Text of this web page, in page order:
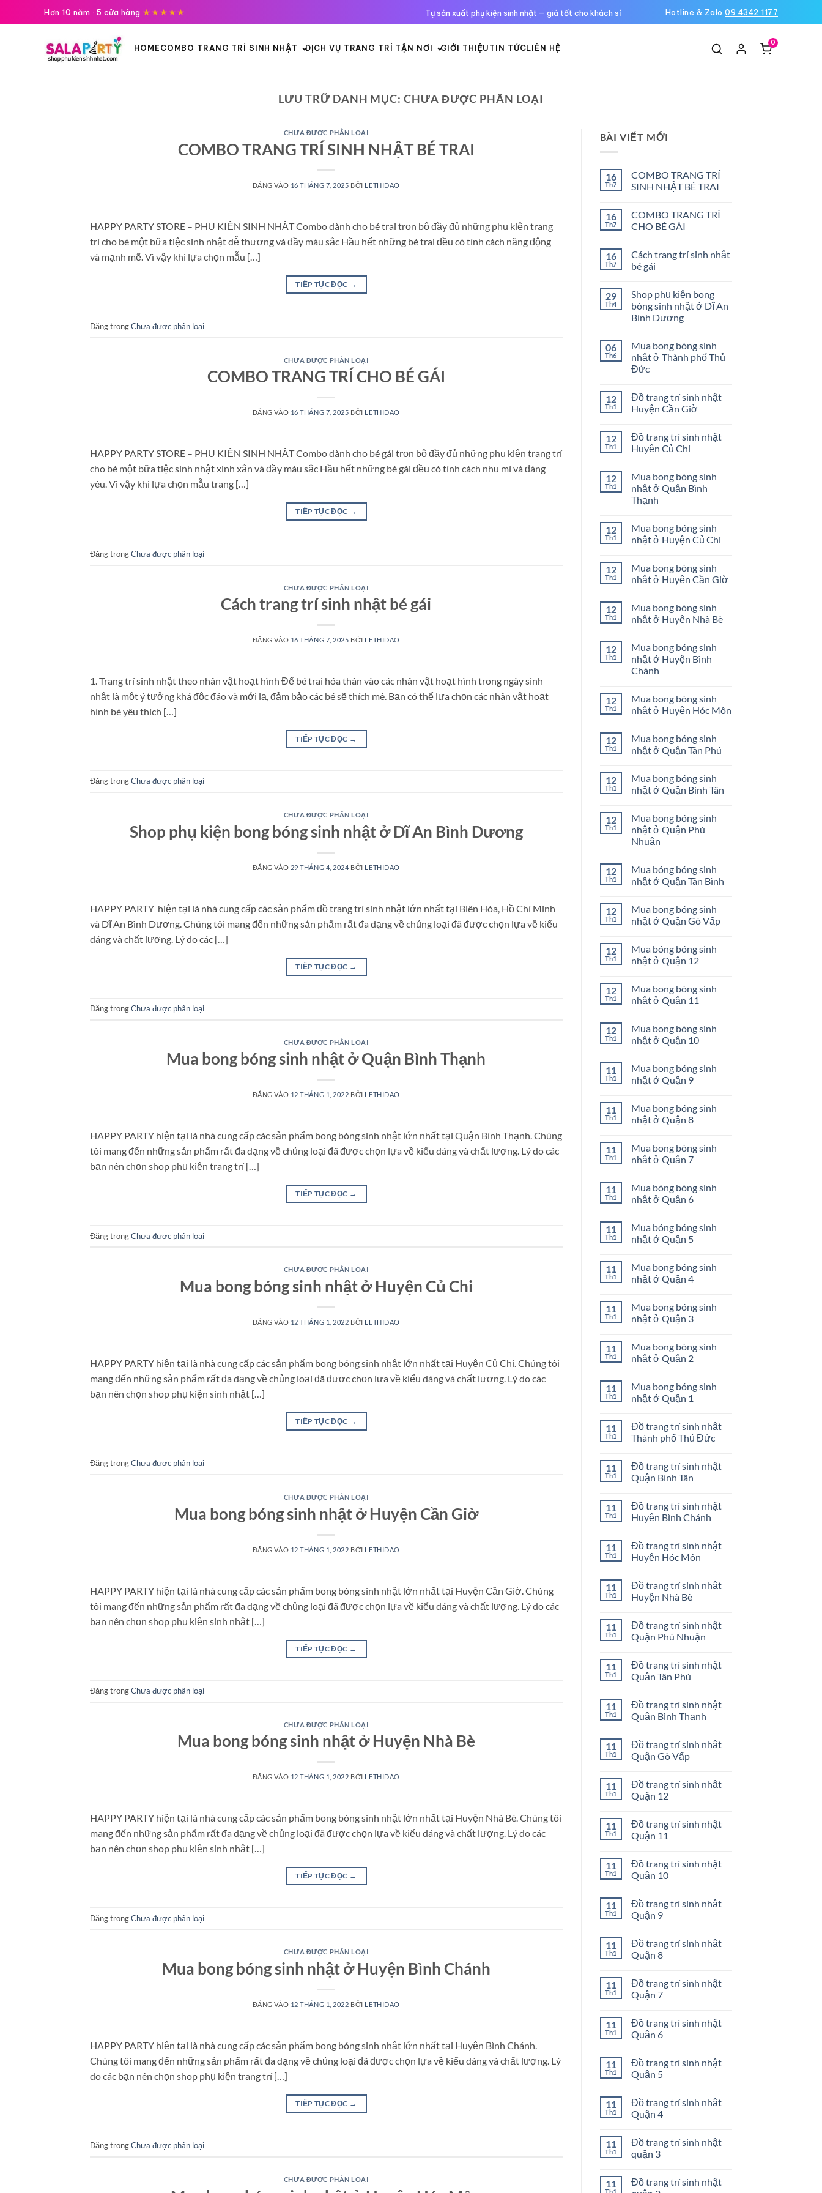
nội
Hơn 10 năm · 5 cửa hàng ★★★★★ Tự sản xuất phụ kiện sinh nhật — giá tốt cho khách sỉ Hotline & Zalo 09 4342 1177
HOMECOMBO TRANG TRÍ SINH NHẬT DỊCH VỤ TRANG TRÍ TẬN NƠI GIỚI THIỆUTIN TỨCLIÊN HỆ
0
LƯU TRỮ DANH MỤC:CHƯA ĐƯỢC PHÂN LOẠI
CHƯA ĐƯỢC PHÂN LOẠI
COMBO TRANG TRÍ SINH NHẬT BÉ TRAI
ĐĂNG VÀO 16 THÁNG 7, 2025 BỞI LETHIDAO
HAPPY PARTY STORE – PHỤ KIỆN SINH NHẬT Combo dành cho bé trai trọn bộ đầy đủ những phụ kiện trang
trí cho bé một bữa tiệc sinh nhật dễ thương và đầy màu sắc Hầu hết những bé trai đều có tính cách năng động
và mạnh mẽ. Vì vậy khi lựa chọn mẫu […]
TIẾP TỤC ĐỌC →
Đăng trongChưa được phân loại
CHƯA ĐƯỢC PHÂN LOẠI
COMBO TRANG TRÍ CHO BÉ GÁI
ĐĂNG VÀO 16 THÁNG 7, 2025 BỞI LETHIDAO
HAPPY PARTY STORE – PHỤ KIỆN SINH NHẬT Combo dành cho bé gái trọn bộ đầy đủ những phụ kiện trang trí
cho bé một bữa tiệc sinh nhật xinh xắn và đầy màu sắc Hầu hết những bé gái đều có tính cách nhu mì và đáng
yêu. Vì vậy khi lựa chọn mẫu trang […]
TIẾP TỤC ĐỌC →
Đăng trongChưa được phân loại
CHƯA ĐƯỢC PHÂN LOẠI
Cách trang trí sinh nhật bé gái
ĐĂNG VÀO 16 THÁNG 7, 2025 BỞI LETHIDAO
1. Trang trí sinh nhật theo nhân vật hoạt hình Để bé trai hóa thân vào các nhân vật hoạt hình trong ngày sinh
nhật là một ý tưởng khá độc đáo và mới lạ, đảm bảo các bé sẽ thích mê. Bạn có thể lựa chọn các nhân vật hoạt
hình bé yêu thích […]
TIẾP TỤC ĐỌC →
Đăng trongChưa được phân loại
CHƯA ĐƯỢC PHÂN LOẠI
Shop phụ kiện bong bóng sinh nhật ở Dĩ An Bình Dương
ĐĂNG VÀO 29 THÁNG 4, 2024 BỞI LETHIDAO
HAPPY PARTY hiện tại là nhà cung cấp các sản phẩm đồ trang trí sinh nhật lớn nhất tại Biên Hòa, Hồ Chí Minh
và Dĩ An Bình Dương. Chúng tôi mang đến những sản phẩm rất đa dạng về chủng loại đã được chọn lựa về kiểu
dáng và chất lượng. Lý do các […]
TIẾP TỤC ĐỌC →
Đăng trongChưa được phân loại
CHƯA ĐƯỢC PHÂN LOẠI
Mua bong bóng sinh nhật ở Quận Bình Thạnh
ĐĂNG VÀO 12 THÁNG 1, 2022 BỞI LETHIDAO
HAPPY PARTY hiện tại là nhà cung cấp các sản phẩm bong bóng sinh nhật lớn nhất tại Quận Bình Thạnh. Chúng
tôi mang đến những sản phẩm rất đa dạng về chủng loại đã được chọn lựa về kiểu dáng và chất lượng. Lý do các
bạn nên chọn shop phụ kiện trang trí […]
TIẾP TỤC ĐỌC →
Đăng trongChưa được phân loại
CHƯA ĐƯỢC PHÂN LOẠI
Mua bong bóng sinh nhật ở Huyện Củ Chi
ĐĂNG VÀO 12 THÁNG 1, 2022 BỞI LETHIDAO
HAPPY PARTY hiện tại là nhà cung cấp các sản phẩm bong bóng sinh nhật lớn nhất tại Huyện Củ Chi. Chúng tôi
mang đến những sản phẩm rất đa dạng về chủng loại đã được chọn lựa về kiểu dáng và chất lượng. Lý do các
bạn nên chọn shop phụ kiện sinh nhật […]
TIẾP TỤC ĐỌC →
Đăng trongChưa được phân loại
CHƯA ĐƯỢC PHÂN LOẠI
Mua bong bóng sinh nhật ở Huyện Cần Giờ
ĐĂNG VÀO 12 THÁNG 1, 2022 BỞI LETHIDAO
HAPPY PARTY hiện tại là nhà cung cấp các sản phẩm bong bóng sinh nhật lớn nhất tại Huyện Cần Giờ. Chúng
tôi mang đến những sản phẩm rất đa dạng về chủng loại đã được chọn lựa về kiểu dáng và chất lượng. Lý do các
bạn nên chọn shop phụ kiện sinh nhật […]
TIẾP TỤC ĐỌC →
Đăng trongChưa được phân loại
CHƯA ĐƯỢC PHÂN LOẠI
Mua bong bóng sinh nhật ở Huyện Nhà Bè
ĐĂNG VÀO 12 THÁNG 1, 2022 BỞI LETHIDAO
HAPPY PARTY hiện tại là nhà cung cấp các sản phẩm bong bóng sinh nhật lớn nhất tại Huyện Nhà Bè. Chúng tôi
mang đến những sản phẩm rất đa dạng về chủng loại đã được chọn lựa về kiểu dáng và chất lượng. Lý do các
bạn nên chọn shop phụ kiện sinh nhật […]
TIẾP TỤC ĐỌC →
Đăng trongChưa được phân loại
CHƯA ĐƯỢC PHÂN LOẠI
Mua bong bóng sinh nhật ở Huyện Bình Chánh
ĐĂNG VÀO 12 THÁNG 1, 2022 BỞI LETHIDAO
HAPPY PARTY hiện tại là nhà cung cấp các sản phẩm bong bóng sinh nhật lớn nhất tại Huyện Bình Chánh.
Chúng tôi mang đến những sản phẩm rất đa dạng về chủng loại đã được chọn lựa về kiểu dáng và chất lượng. Lý
do các bạn nên chọn shop phụ kiện trang trí […]
TIẾP TỤC ĐỌC →
Đăng trongChưa được phân loại
CHƯA ĐƯỢC PHÂN LOẠI
BÀI VIẾT MỚI
16
Th7
COMBO TRANG TRÍ
SINH NHẬT BÉ TRAI
bình
luận
ở
TRÍ
SINH
NHẬT
16
Th7
COMBO TRANG TRÍ
CHO BÉ GÁI
bình
luận
ở
TRÍ
CHO
BÉ
GÁI
16
Th7
Cách trang trí sinh nhật
bé gái
bình
luận
ở
Cách
sinh
nhật
bé
gái
29
Th4
Shop phụ kiện bong
bóng sinh nhật ở Dĩ An
Bình Dương
bình
luận
ở
Shop
bong
bóng
sinh
Dĩ
An
Bình
Dương
06
Th6
Mua bong bóng sinh
nhật ở Thành phố Thủ
Đức
bình
luận
ở
bóng
sinh
nhật
phố
Thủ
Đức
12
Th1
Đồ trang trí sinh nhật
Huyện Cần Giờ
bình
luận
ở
trí
sinh
nhật
Huyện
12
Th1
Đồ trang trí sinh nhật
Huyện Củ Chi
bình
luận
ở
Đồ
sinh
nhật
Huyện
12
Th1
Mua bong bóng sinh
nhật ở Quận Bình
Thạnh
bình
luận
ở
bóng
sinh
nhật
Bình
Thạnh
12
Th1
Mua bong bóng sinh
nhật ở Huyện Củ Chi
bình
luận
ở
bóng
sinh
nhật
Củ
Chi
12
Th1
Mua bong bóng sinh
nhật ở Huyện Cần Giờ
bình
luận
ở
bóng
sinh
nhật
ở
Giờ
12
Th1
Mua bong bóng sinh
nhật ở Huyện Nhà Bè
bình
luận
ở
Mua
sinh
nhật
ở
Bè
12
Th1
Mua bong bóng sinh
nhật ở Huyện Bình
Chánh
bình
luận
ở
bóng
sinh
nhật
Bình
Chánh
12
Th1
Mua bong bóng sinh
nhật ở Huyện Hóc Môn
bình
luận
ở
bóng
sinh
nhật
Hóc
Môn
12
Th1
Mua bong bóng sinh
nhật ở Quận Tân Phú
bình
luận
ở
bóng
sinh
nhật
ở
Phú
12
Th1
Mua bong bóng sinh
nhật ở Quận Bình Tân
bình
luận
ở
Mua
sinh
nhật
ở
Tân
12
Th1
Mua bong bóng sinh
nhật ở Quận Phú
Nhuận
bình
luận
ở
bóng
sinh
nhật
Phú
Nhuận
12
Th1
Mua bóng bóng sinh
nhật ở Quận Tân Bình
bình
luận
ở
bóng
sinh
nhật
Tân
Bình
12
Th1
Mua bong bóng sinh
nhật ở Quận Gò Vấp
bình
luận
ở
bóng
sinh
nhật
Gò
Vấp
12
Th1
Mua bóng bóng sinh
nhật ở Quận 12
bình
luận
ở
bóng
sinh
nhật
12
12
Th1
Mua bong bóng sinh
nhật ở Quận 11
bình
luận
ở
bóng
sinh
nhật
11
12
Th1
Mua bong bóng sinh
nhật ở Quận 10
bình
luận
ở
bóng
sinh
nhật
10
11
Th1
Mua bong bóng sinh
nhật ở Quận 9
bình
luận
ở
bóng
sinh
nhật
9
11
Th1
Mua bong bóng sinh
nhật ở Quận 8
bình
luận
ở
bóng
sinh
nhật
8
11
Th1
Mua bong bóng sinh
nhật ở Quận 7
bình
luận
ở
bóng
sinh
nhật
7
11
Th1
Mua bóng bóng sinh
nhật ở Quận 6
bình
luận
ở
bóng
sinh
nhật
6
11
Th1
Mua bóng bóng sinh
nhật ở Quận 5
bình
luận
ở
bóng
sinh
nhật
5
11
Th1
Mua bong bóng sinh
nhật ở Quận 4
bình
luận
ở
bóng
sinh
nhật
4
11
Th1
Mua bong bóng sinh
nhật ở Quận 3
bình
luận
ở
bóng
sinh
nhật
3
11
Th1
Mua bong bóng sinh
nhật ở Quận 2
bình
luận
ở
bóng
sinh
nhật
2
11
Th1
Mua bong bóng sinh
nhật ở Quận 1
bình
luận
ở
bóng
sinh
nhật
1
11
Th1
Đồ trang trí sinh nhật
Thành phố Thủ Đức
bình
luận
ở
trí
sinh
nhật
Thủ
Đức
11
Th1
Đồ trang trí sinh nhật
Quận Bình Tân
bình
luận
ở
trí
sinh
nhật
Tân
11
Th1
Đồ trang trí sinh nhật
Huyện Bình Chánh
bình
luận
ở
trí
sinh
nhật
Chánh
11
Th1
Đồ trang trí sinh nhật
Huyện Hóc Môn
bình
luận
ở
trí
sinh
nhật
Môn
11
Th1
Đồ trang trí sinh nhật
Huyện Nhà Bè
bình
luận
ở
trí
sinh
nhật
Bè
11
Th1
Đồ trang trí sinh nhật
Quận Phú Nhuận
bình
luận
ở
trí
sinh
nhật
Nhuận
11
Th1
Đồ trang trí sinh nhật
Quận Tân Phú
bình
luận
ở
trí
sinh
nhật
Phú
11
Th1
Đồ trang trí sinh nhật
Quận Bình Thạnh
bình
luận
ở
trí
sinh
nhật
Thạnh
11
Th1
Đồ trang trí sinh nhật
Quận Gò Vấp
bình
luận
ở
trí
sinh
nhật
Vấp
11
Th1
Đồ trang trí sinh nhật
Quận 12
bình
luận
ở
trí
sinh
nhật
11
Th1
Đồ trang trí sinh nhật
Quận 11
bình
luận
ở
trí
sinh
nhật
11
Th1
Đồ trang trí sinh nhật
Quận 10
bình
luận
ở
trí
sinh
nhật
11
Th1
Đồ trang trí sinh nhật
Quận 9
bình
luận
ở
trí
sinh
nhật
11
Th1
Đồ trang trí sinh nhật
Quận 8
bình
luận
ở
trí
sinh
nhật
11
Th1
Đồ trang trí sinh nhật
Quận 7
bình
luận
ở
trí
sinh
nhật
11
Th1
Đồ trang trí sinh nhật
Quận 6
bình
luận
ở
trí
sinh
nhật
11
Th1
Đồ trang trí sinh nhật
Quận 5
bình
luận
ở
trí
nhật
11
Th1
Đồ trang trí sinh nhật
Quận 4
bình
luận
ở
trí
11
Th1
Đồ trang trí sinh nhật
quận 3
bình
luận
11
Th1
Đồ trang trí sinh nhật